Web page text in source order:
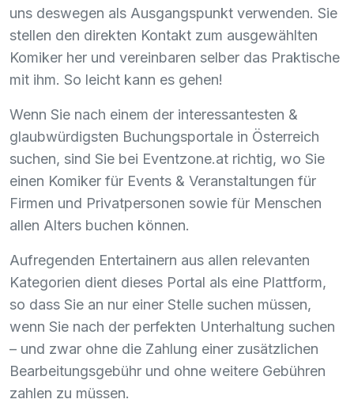
uns deswegen als Ausgangspunkt verwenden. Sie
stellen den direkten Kontakt zum ausgewählten
Komiker her und vereinbaren selber das Praktische
mit ihm. So leicht kann es gehen!
Wenn Sie nach einem der interessantesten &
glaubwürdigsten Buchungsportale in Österreich
suchen, sind Sie bei Eventzone.at richtig, wo Sie
einen Komiker für Events & Veranstaltungen für
Firmen und Privatpersonen sowie für Menschen
allen Alters buchen können.
Aufregenden Entertainern aus allen relevanten
Kategorien dient dieses Portal als eine Plattform,
so dass Sie an nur einer Stelle suchen müssen,
wenn Sie nach der perfekten Unterhaltung suchen
– und zwar ohne die Zahlung einer zusätzlichen
Bearbeitungsgebühr und ohne weitere Gebühren
zahlen zu müssen.